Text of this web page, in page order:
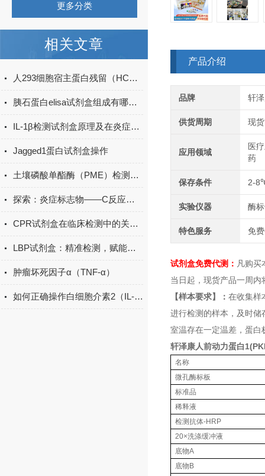
更多分类
相关文章
人293细胞宿主蛋白残留（HCP）ELISA检测试剂盒产品升级
胰石蛋白elisa试剂盒组成有哪些？
IL-1β检测试剂盒原理及在炎症研究中的应用
Jagged1蛋白试剂盒操作
土壤磷酸单酯酶（PME）检测试剂盒现货
探索：炎症标志物——C反应蛋白的生物学功能
CPR试剂盒在临床检测中的关键作用
LBP试剂盒：精准检测，赋能免疫研究新突破
肿瘤坏死因子α（TNF-α）
如何正确操作白细胞介素2（IL-2）ELISA试剂盒？
产品介绍
品牌 轩
供货周期 现货
应用领域
医
药
保存条件 2-
实验仪器 酶
特色服务 免
试剂盒免费代测： 凡购
当日起，现货产品一周
【样本要求】： 在收集样
进行检测的样本，及时
室温存在一定温差，蛋
轩泽康人前动力蛋白
名称
微孔酶标板
标准品
稀释液
检测抗体-HRP
20×洗涤缓冲液
底物A
底物B